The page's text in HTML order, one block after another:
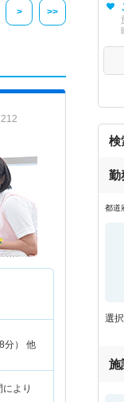
> >>
分） 他
より
検
勤
都道
選
施